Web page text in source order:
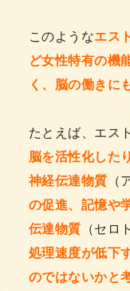
このようなエス
ど女性特有の機
く、脳の働きに
たとえば、エス
脳を活性化した
神経伝達物質
の促進、記憶や
伝達物質 （セロ
処理速度が低下
のではないかと